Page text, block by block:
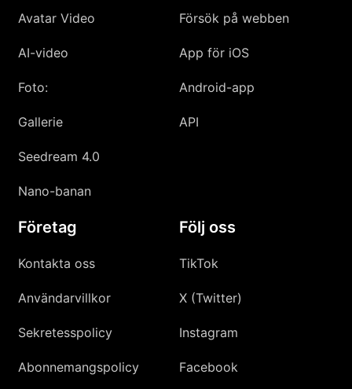
Avatar Video
AI-video
Foto:
Gallerie
Seedream 4.0
Nano-banan
Försök på webben
App för iOS
Android-app
API
Företag
Kontakta oss
Användarvillkor
Sekretesspolicy
Abonnemangspolicy
Följ oss
TikTok
X (Twitter)
Instagram
Facebook